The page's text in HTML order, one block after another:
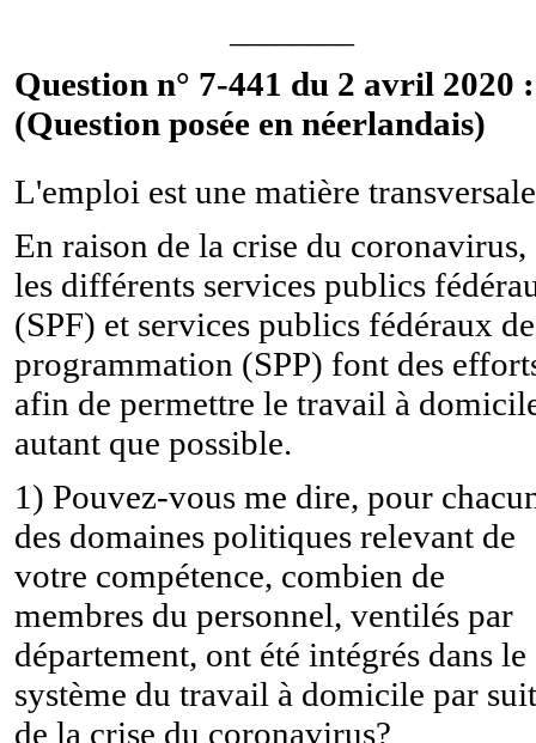
Question n° 7-441 du 2 avril 2020 :
(Question posée en néerlandais)
L'emploi est une matière
En raison de la crise du coronavirus,
les différents services publics
(SPF) et services publics fédéraux de
programmation (SPP) font des
afin de permettre le travail à
autant que possible.
1) Pouvez-vous me dire, pour
des domaines politiques relevant de
votre compétence, combien de
membres du personnel, ventilés par
département, ont été intégrés dans le
système du travail à domicile par
de la crise du coronavirus?